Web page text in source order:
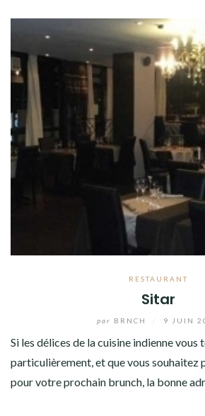
RESTAURANT
Sitar
par BRNCH 9 JUIN
Si les délices de la cuisine indienne
particulièrement, et que vous
pour votre prochain brunch, la bonne